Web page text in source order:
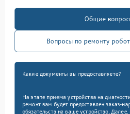
Общие
Вопросы по ремонту
Какие документы вы предоставляете?
На этапе приема устройства на
ремонт вам будет предоставлен заказ-
обязательств на ваше устройство.